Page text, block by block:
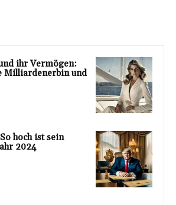
ihr Vermögen:
Milliardenerbin und
hoch ist sein
2024